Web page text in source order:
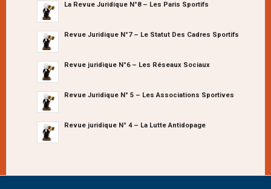
La Revue Juridique N°8 – Les Paris Sportifs
Revue Juridique N°7 – Le Statut Des Cadres Sportifs
Revue juridique N°6 – Les Réseaux Sociaux
Revue Juridique N° 5 – Les Associations Sportives
Revue juridique N° 4 – La Lutte Antidopage